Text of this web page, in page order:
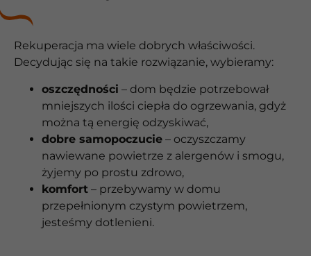
Rekuperacja ma wiele dobrych właściwości.
Decydując się na takie rozwiązanie, wybieramy:
oszczędności – dom będzie potrzebował
mniejszych ilości ciepła do ogrzewania, gdyż
można tą energię odzyskiwać,
dobre samopoczucie – oczyszczamy
nawiewane powietrze z alergenów i smogu,
żyjemy po prostu zdrowo,
komfort – przebywamy w domu
przepełnionym czystym powietrzem,
jesteśmy dotlenieni.